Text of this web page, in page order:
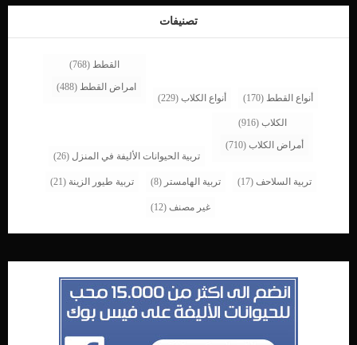
تصنيفات
أنواع القطط (170) أنواع الكلاب (229)
القطط (768)
امراض القطط (488)
الكلاب (916)
أمراض الكلاب (710)
تربية الحيوانات الأليفة في المنزل (26)
تربية السلاحف (17) تربية الهامستر (8) تربية طيور الزينة (21)
غير مصنف (12)